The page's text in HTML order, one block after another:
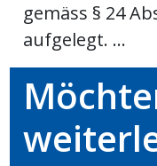
Auw:
offizielle
Mitteilungen
gemäss § 24
aufgelegt. ...